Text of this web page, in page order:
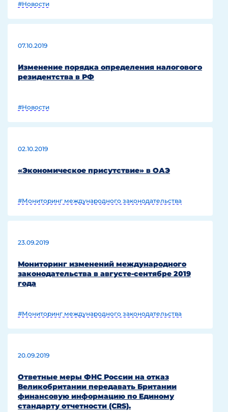
#Новости
07.10.2019
Изменение порядка определения налогового
резидентства в РФ
#Новости
02.10.2019
«Экономическое присутствие» в ОАЭ
#Мониторинг международного законодательства
23.09.2019
Мониторинг изменений международного
законодательства в августе-сентябре 2019
года
#Мониторинг международного законодательства
20.09.2019
Ответные меры ФНС России на отказ
Великобритании передавать Британии
финансовую информацию по Единому
стандарту отчетности (CRS).